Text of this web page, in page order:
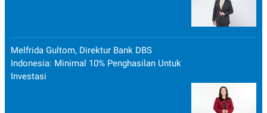
Melfrida Gultom, Direktur Bank DBS
Indonesia: Minimal 10% Penghasilan Untuk
Investasi